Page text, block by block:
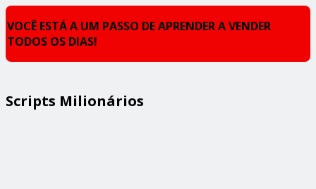
VOCÊ ESTÁ A UM PASSO DE APRENDER A VENDER
TODOS OS DIAS!
Scripts Milionários